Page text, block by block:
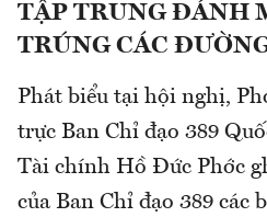
TẬP TRUNG ĐÁNH
TRÚNG CÁC
Phát biểu tại hội nghị,
trực Ban Chỉ đạo 389
Tài chính Hồ Đức Phớc
của Ban Chỉ đạo 389 các